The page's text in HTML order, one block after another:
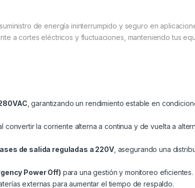
de energía ininterrumpido y seguro en
a cortes eléctricos y fluctuaciones, manteniendo tus
, garantizando un rendimiento estable en
convertir la corriente alterna a continua y de vuelta a
de salida reguladas a 220V, asegurando una
Power Off) para una gestión y monitoreo eficientes.
externas para aumentar el tiempo de respaldo.